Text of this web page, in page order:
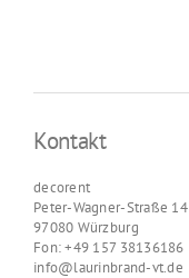
Kontakt
decorent
Peter-Wagner-Straße 14
97080 Würzburg
Fon: +49 157 38136186
info@laurinbrand-vt.de